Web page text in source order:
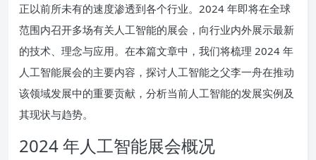
正以前所未有的速度渗透到各个行业。2024 年即将在全球
范围内召开多场有关人工智能的展会，向行业内外展示最新
的技术、理念与应用。在本篇文章中，我们将梳理 2024 年
人工智能展会的主要内容，探讨人工智能之父李一舟在推动
该领域发展中的重要贡献，分析当前人工智能的发展实例及
其现状与趋势。
2024 年人工智能展会概况